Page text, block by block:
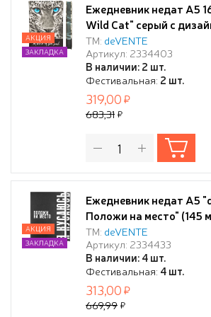
Ежедневник недат А5
Wild Cat" серый с
срезом, тв. обложка из
кожи с поролоном,
отсрочка, перфорация,
уголки, 2 ляссе, в
пленке,
ТМ: deVENTE
Артикул: 2334403
В наличии: 2 шт.
Фестивальная: 2 шт.
АКЦИЯ
ЗАКЛАДКА
319,00
683,31
Ежедневник недат А5
Положи на место" (145
срт. черный с цветным
2 краски, мягкая
искусственной кожи,
черный форзац,
закругленные уголки, 2
термоусадочной пле
ТМ: deVENTE
Артикул: 2334433
В наличии: 4 шт.
Фестивальная: 4 шт.
АКЦИЯ
ЗАКЛАДКА
313,00
669,99